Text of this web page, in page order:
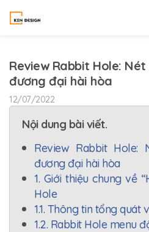
Review Rabbit Hole:
đương đại hài hòa
12/07/2022
Nội dung bài viết.
Review Rabbit
đương đại hài hòa
1. Giới thiệu chung về
Hole
1.1. Thông tin tổng quát
1.2. Rabbit Hole menu